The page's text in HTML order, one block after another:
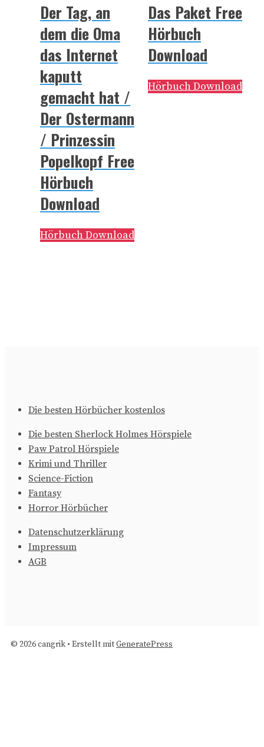
Der Tag, an
dem die Oma
das Internet
kaputt
gemacht hat /
Der Ostermann
/ Prinzessin
Popelkopf Free
Hörbuch
Download
Hörbuch Download
Das Paket Free
Hörbuch
Download
Hörbuch Download
Die besten Hörbücher kostenlos
Die besten Sherlock Holmes Hörspiele
Paw Patrol Hörspiele
Krimi und Thriller
Science-Fiction
Fantasy
Horror Hörbücher
Datenschutzerklärung
Impressum
AGB
© 2026 cangrik • Erstellt mitGeneratePress